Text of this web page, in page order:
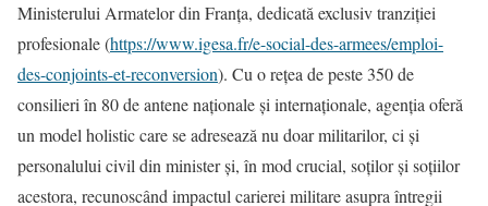
Ministerului Armatelor din Franța, dedicată exclusiv tranziției
profesionale (https://www.igesa.fr/e-social-des-armees/emploi-
des-conjoints-et-reconversion). Cu o rețea de peste 350 de
consilieri în 80 de antene naționale și internaționale, agenția oferă
un model holistic care se adresează nu doar militarilor, ci și
personalului civil din minister și, în mod crucial, soților și soțiilor
acestora, recunoscând impactul carierei militare asupra întregii